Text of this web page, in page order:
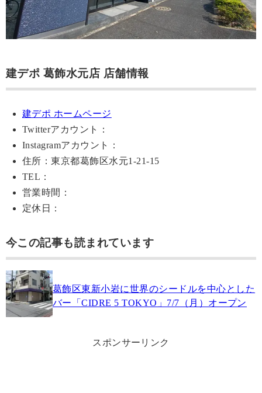
建デポ 葛飾水元店 店舗情報
建デポ ホームページ
Twitterアカウント：
Instagramアカウント：
住所：東京都葛飾区水元1-21-15
TEL：
営業時間：
定休日：
今この記事も読まれています
葛飾区東新小岩に世界のシードルを中心とした
バー「CIDRE 5 TOKYO」7/7（月）オープン
スポンサーリンク